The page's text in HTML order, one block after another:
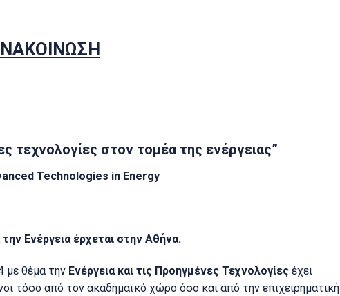
τεχνολογίες στον τομέα της ενέργειας”
Technologies in Energy
Ενέργεια έρχεται στην Αθήνα.
με θέμα την Ενέργεια και τις Προηγμένες Τεχνολογίες έχει
τόσο από τον ακαδημαϊκό χώρο όσο και από την επιχειρηματική